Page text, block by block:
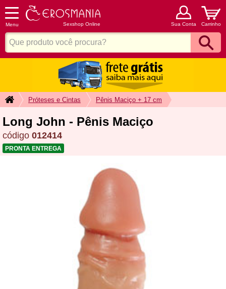
Menu Sexshop Online Sua Conta Carrinho
Próteses e Cintas Pênis Maciço + 17 cm
Long John - Pênis Maciço
código 012414
PRONTA ENTREGA